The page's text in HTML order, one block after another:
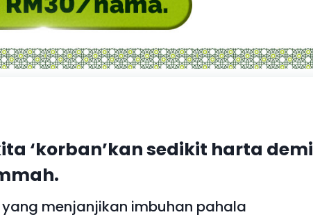
‘korban’kan sedikit harta demi
menjanjikan imbuhan pahala